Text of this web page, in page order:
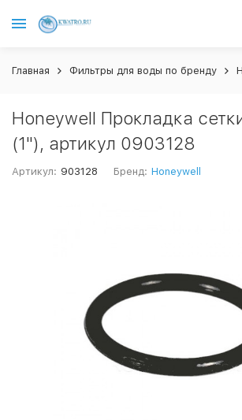
Главная Фильтры для воды по бренду
Honeywell Прокладка
(1"), артикул 0903128
Артикул: 903128 Бренд: Honeywell